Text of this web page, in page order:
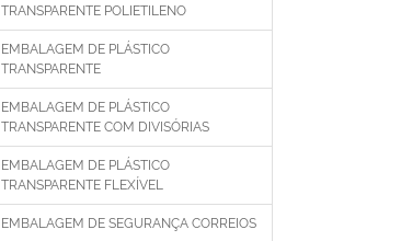
TRANSPARENTE POLIETILENO
EMBALAGEM DE PLÁSTICO
TRANSPARENTE
EMBALAGEM DE PLÁSTICO
TRANSPARENTE COM DIVISÓRIAS
EMBALAGEM DE PLÁSTICO
TRANSPARENTE FLEXÍVEL
EMBALAGEM DE SEGURANÇA CORREIOS